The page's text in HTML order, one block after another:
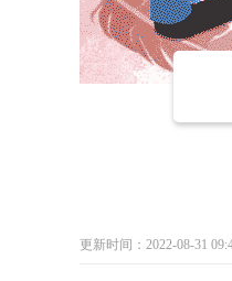
更新时间：2022-08-31